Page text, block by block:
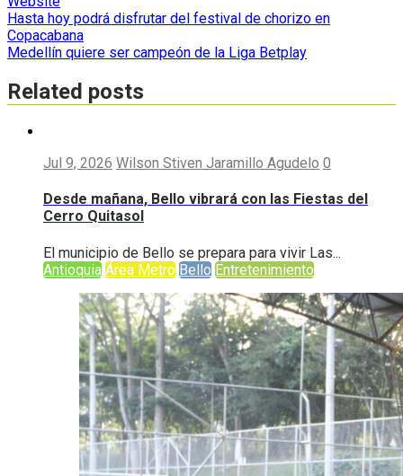
Navegación
de
Hasta hoy podrá disfrutar del festival de chorizo en
Copacabana
Medellín quiere ser campeón de la Liga Betplay
Related posts
Jul 9, 2026 Wilson Stiven Jaramillo Agudelo 0
Desde mañana, Bello vibrará con las Fiestas del
Cerro Quitasol
El municipio de Bello se prepara para vivir Las...
Antioquia Área Metro Bello Entretenimiento